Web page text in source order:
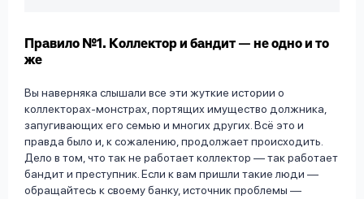
Правило №1. Коллектор и бандит — не одно и то
же
Вы наверняка слышали все эти жуткие истории о
коллекторах-монстрах, портящих имущество должника,
запугивающих его семью и многих других. Всё это и
правда было и, к сожалению, продолжает происходить.
Дело в том, что так не работает коллектор — так работает
бандит и преступник. Если к вам пришли такие люди —
обращайтесь к своему банку, источник проблемы —